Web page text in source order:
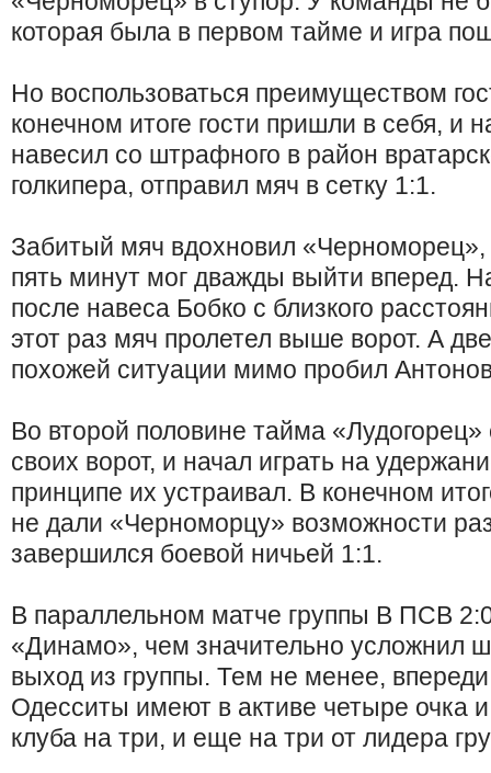
которая была в первом тайме и игра
Но воспользоваться преимуществом
конечном итоге гости пришли в себя, и
навесил со штрафного в район
голкипера, отправил мяч в сетку 1:1.
Забитый мяч вдохновил
пять минут мог дважды выйти вперед.
после навеса Бобко с близкого
этот раз мяч пролетел выше ворот. А
похожей ситуации мимо пробил
Во второй половине тайма «Лудогорец»
своих ворот, и начал играть на
принципе их устраивал. В конечном
не дали «Черноморцу» возможности
завершился боевой ничьей 1:1.
В параллельном матче группы В ПСВ
«Динамо», чем значительно усложнил
выход из группы. Тем не менее,
Одесситы имеют в активе четыре очка и
клуба на три, и еще на три от лидера